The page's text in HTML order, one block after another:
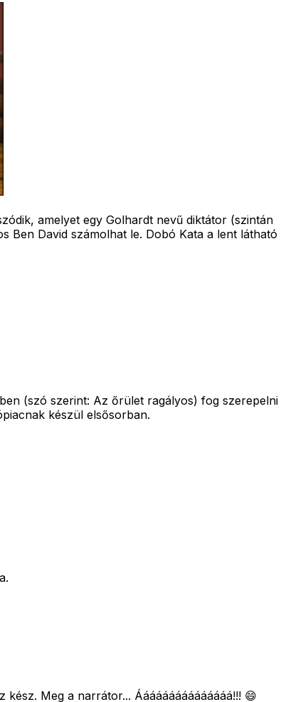
amelyet egy Golhardt nevű diktátor (szintán
Ben David számolhat le. Dobó Kata a lent látható
(szó szerint: Az őrület ragályos) fog szerepelni
készül elsősorban.
Meg a narrátor... Ááááááááááááááá!!! 😄